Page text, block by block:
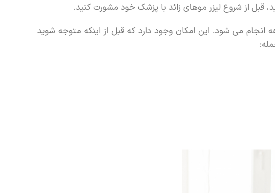
قبل از شروع لیزر موهای زائد با پزشک خود مشورت کنید.
انجام می شود. این امکان وجود دارد که قبل از اینکه متوجه شوید